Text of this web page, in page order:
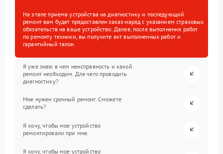
На этапе приема устройства на диагностику и последующий
ремонт вам будет предоставлен заказ-наряд с указанием страховых
обязательств на ваше устройство. Далее, после выполнения работ
по ремонту техники, вы получите акт выполненных работ и
гарантийный талон.
Я уже знаю в чем неисправность и какой
ремонт необходим. Для чего проводить
диагностику?
Мне нужен срочный ремонт. Сможете
сделать?
Я хочу, чтобы мое устройство
ремонтировали при мне.
Я хочу, чтобы мое устройство